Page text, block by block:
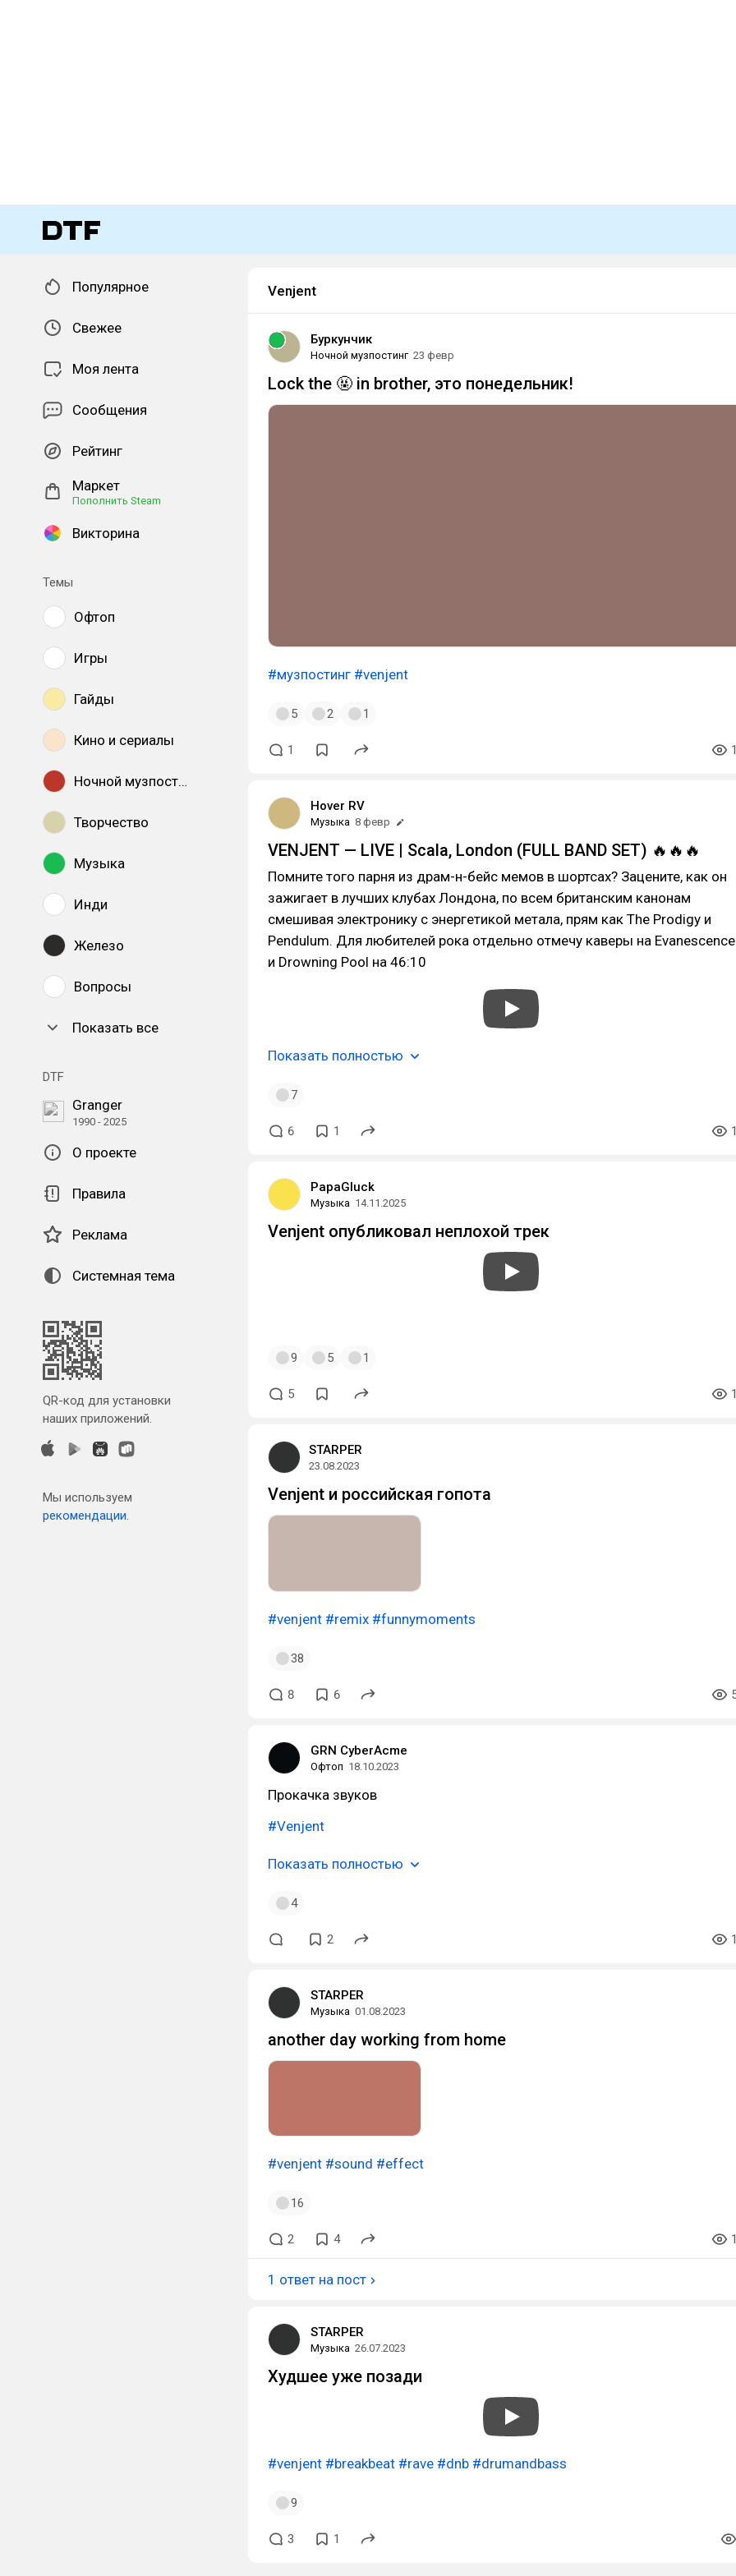
Популярное
Свежее
Моя лента
Сообщения
Рейтинг
Маркет
Пополнить Steam
Викторина
Темы
Офтоп
Игры
Гайды
Кино и сериалы
Ночной музпостинг
Творчество
Музыка
Инди
Железо
Вопросы
Показать все
DTF
Granger
1990 - 2025
О проекте
Правила
Реклама
Системная тема
QR-код для установки
наших приложений.
Мы используем
рекомендации.
Venjent
Буркунчик
Ночной музпостинг 23 февр
Lock the 🤬 in brother, это понедельник!
#музпостинг #venjent
5 2 1
1
Hover RV
Музыка 8 февр
VENJENT — LIVE | Scala, London (FULL BAND SET) 🔥🔥🔥
Помните того парня из драм-н-бейс мемов в шортсах? Зацените, как он
зажигает в лучших клубах Лондона, по всем британским канонам
смешивая электронику с энергетикой метала, прям как The Prodigy и
Pendulum. Для любителей рока отдельно отмечу каверы на Evanescence
и Drowning Pool на 46:10
Показать полностью
7
6 1
PapaGluck
Музыка 14.11.2025
Venjent опубликовал неплохой трек
9 5 1
5
STARPER
23.08.2023
Venjent и российская гопота
#venjent #remix #funnymoments
38
8 6
GRN CyberAcme
Офтоп 18.10.2023
Прокачка звуков
#Venjent
Показать полностью
4
2
STARPER
Музыка 01.08.2023
another day working from home
#venjent #sound #effect
16
2 4
1 ответ на пост
STARPER
Музыка 26.07.2023
Худшее уже позади
#venjent #breakbeat #rave #dnb #drumandbass
9
3 1